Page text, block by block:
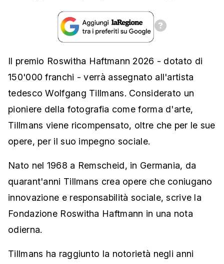
Il premio Roswitha Haftmann 2026 - dotato di
150'000 franchi - verrà assegnato all'artista
tedesco Wolfgang Tillmans. Considerato un
pioniere della fotografia come forma d'arte,
Tillmans viene ricompensato, oltre che per le sue
opere, per il suo impegno sociale.
Nato nel 1968 a Remscheid, in Germania, da
quarant'anni Tillmans crea opere che coniugano
innovazione e responsabilità sociale, scrive la
Fondazione Roswitha Haftmann in una nota
odierna.
Tillmans ha raggiunto la notorietà negli anni